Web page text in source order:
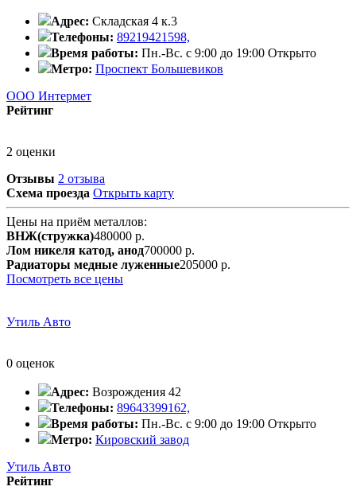
Адрес: Складская 4 к.3
Телефоны: 89219421598,
Время работы: Пн.-Вс. с 9:00 до 19:00 Открыто
Метро: Проспект Большевиков
ООО Интермет
Рейтинг
2 оценки
Отзывы 2 отзыва
Схема проезда Открыть карту
Цены на приём металлов:
ВНЖ(стружка)480000 р.
Лом никеля катод, анод700000 р.
Радиаторы медные луженные205000 р.
Посмотреть все цены
Утиль Авто
0 оценок
Адрес: Возрождения 42
Телефоны: 89643399162,
Время работы: Пн.-Вс. с 9:00 до 19:00 Открыто
Метро: Кировский завод
Утиль Авто
Рейтинг